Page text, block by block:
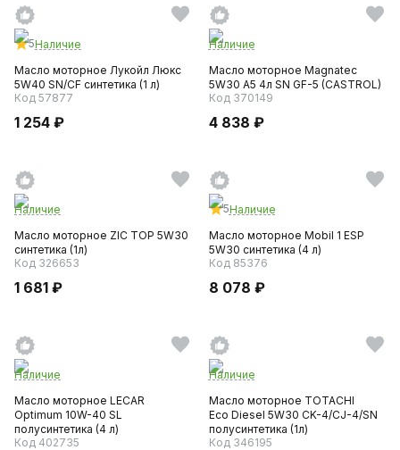
5Наличие
Масло моторное Лукойл Люкс
5W40 SN/CF синтетика (1 л)
Код 57877
1 254 ₽
Наличие
Масло моторное Magnatec
5W30 A5 4л SN GF-5 (CASTROL)
Код 370149
4 838 ₽
Наличие
Масло моторное ZIC TOP 5W30
синтетика (1л)
Код 326653
1 681 ₽
5Наличие
Масло моторное Mobil 1 ESP
5W30 синтетика (4 л)
Код 85376
8 078 ₽
Наличие
Масло моторное LECAR
Optimum 10W-40 SL
полусинтетика (4 л)
Код 402735
Наличие
Масло моторное TOTACHI
Eco Diesel 5W30 CK-4/СJ-4/SN
полусинтетика (1л)
Код 346195